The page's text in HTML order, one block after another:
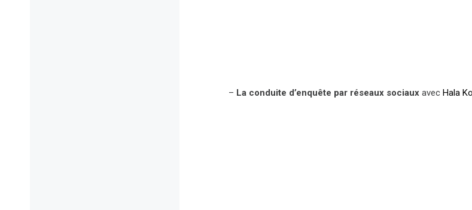
– La conduite d’enquête par réseaux sociaux avecHala